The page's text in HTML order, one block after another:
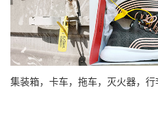
集装箱，卡车，拖车，灭火器，